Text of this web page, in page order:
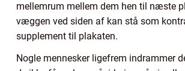
mellemrum mellem dem hen til næste
væggen ved siden af kan stå som
supplement til plakaten.
Nogle mennesker ligefrem indrammer